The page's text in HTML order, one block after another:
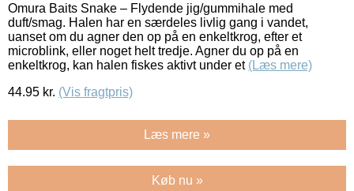
Omura Baits Snake – Flydende jig/gummihale med
duft/smag. Halen har en særdeles livlig gang i vandet,
uanset om du agner den op på en enkeltkrog, efter et
microblink, eller noget helt tredje. Agner du op på en
enkeltkrog, kan halen fiskes aktivt under et (Læs mere)
44.95 kr. (Vis fragtpris)
Læs mere »
Køb nu »